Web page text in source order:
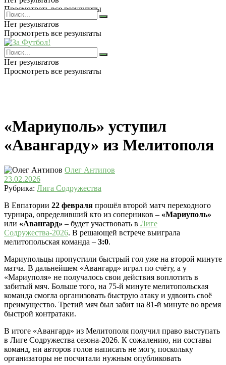
Просмотреть все результаты
Нет результатов
Просмотреть все результаты
Нет результатов
Просмотреть все результаты
«Мариуполь» уступил
«Авангарду» из Мелитополя
Олег Антипов
23.02.2026
Рубрика: Лига Содружества
В Евпатории 22 февраля прошёл второй матч переходного
турнира, определивший кто из соперников – «Мариуполь»
или «Авангард» – будет участвовать в Лиге
Содружества-2026. В решающей встрече выиграла
мелитопольская команда – 3:0.
Мариупольцы пропустили быстрый гол уже на второй минуте
матча. В дальнейшем «Авангард» играл по счёту, а у
«Мариуполя» не получалось свои действия воплотить в
забитый мяч. Больше того, на 75-й минуте мелитопольская
команда смогла организовать быструю атаку и удвоить своё
преимущество. Третий мяч был забит на 81-й минуте во время
быстрой контратаки.
В итоге «Авангард» из Мелитополя получил право выступать
в Лиге Содружества сезона-2026. К сожалению, ни составы
команд, ни авторов голов написать не могу, поскольку
организаторы не посчитали нужным опубликовать